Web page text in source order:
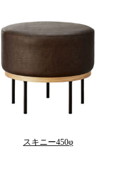
スキニー450φ